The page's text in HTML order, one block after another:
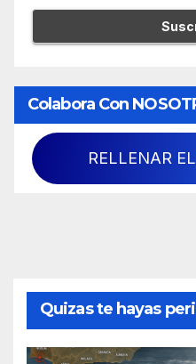
Colabora Con
RELLENAR
Quizas te hayas